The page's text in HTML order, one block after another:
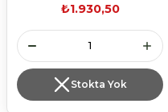
₺1.930,50
Stokta Yok